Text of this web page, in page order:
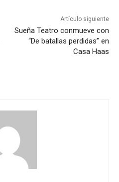
Artículo siguiente
Sueña Teatro conmueve con
“De batallas perdidas” en
Casa Haas